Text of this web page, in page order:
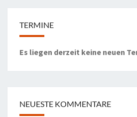
TERMINE
Es liegen derzeit keine neuen
NEUESTE KOMMENTARE